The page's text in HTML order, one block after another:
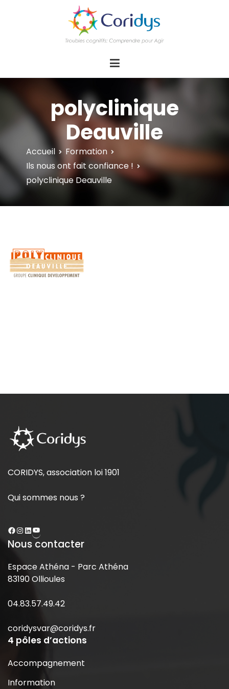
d'actions Information Accompagnement
Innovation/E­xpertise Formations autour des
troubles cognitifs dys ou acquis
polyclinique
Deauville
Accueil
Formation
Ils nous ont fait confiance !
polyclinique Deauville
CORIDYS, association loi 1901
Qui sommes nous ?
Nous contacter
Espace Athéna - Parc Athéna
83190 Ollioules
04.83.57.49.42
coridysvar@coridys.fr
4 pôles d’actions
Accompagnement
Information